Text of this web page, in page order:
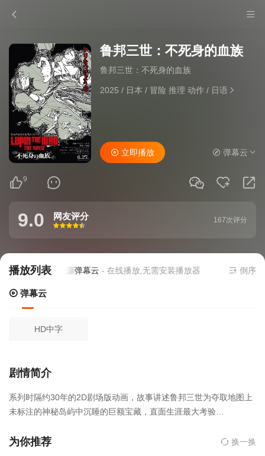
鲁邦三世：不死身的血族
鲁邦三世：不死身的血族
2025 / 日本 / 冒险 推理 动作/ 日语
9
立即播放 弹幕云
9.0 网友评分
很差
较差还行推荐力荐
167次评分
播放列表
当前资源来源 弹幕云- 在线播放,无需安装播放器 倒序
弹幕云
HD中字
剧情简介
系列时隔约30年的2D剧场版动画，故事讲述鲁邦三世为夺取地图上
未标注的神秘岛屿中沉睡的巨额宝藏，直面生涯最大考验…
为你推荐 换一换